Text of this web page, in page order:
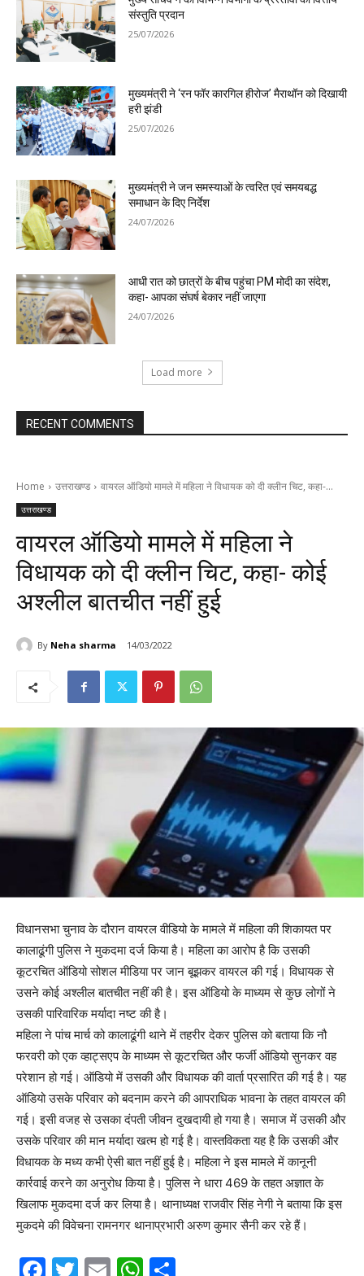
संस्तुति प्रदान
25/07/2026
मुख्यमंत्री ने ‘रन फॉर कारगिल हीरोज’ मैराथॉन को दिखायी
हरी झंडी
25/07/2026
मुख्यमंत्री ने जन समस्याओं के त्वरित एवं समयबद्ध
समाधान के दिए निर्देश
24/07/2026
आधी रात को छात्रों के बीच पहुंचा PM मोदी का संदेश,
कहा- आपका संघर्ष बेकार नहीं जाएगा
24/07/2026
Load more
RECENT COMMENTS